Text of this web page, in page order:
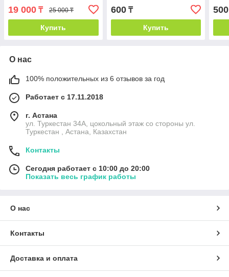
19 000 ₸ 25 000 ₸
Купить
600₸
Купить
500
О нас
100% положительных из 6 отзывов за год
Работает с 17.11.2018
г. Астана
ул. Туркестан 34А, цокольный этаж со стороны ул.
Туркестан , Астана, Казахстан
Контакты
Сегодня работает с 10:00 до 20:00
Показать весь график работы
О нас
Контакты
Доставка и оплата